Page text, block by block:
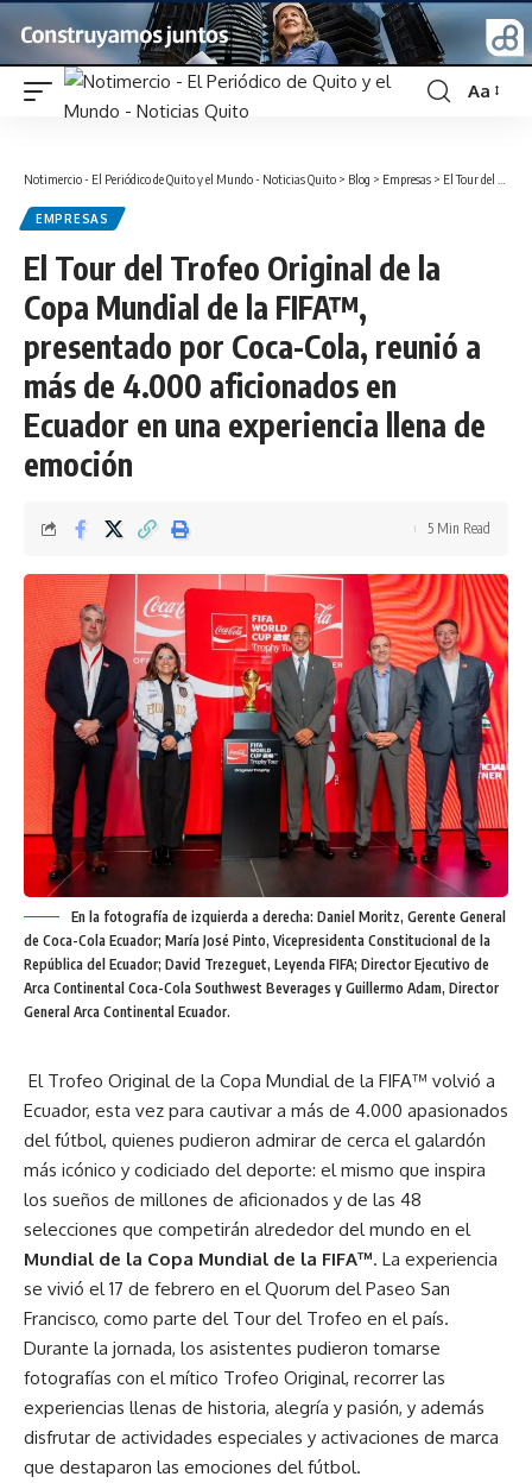
Font
Aa
Notimercio - El Periódico de Quito y el Mundo - Noticias Quito > Blog > Empresas > El Tour del Trofeo Original de la Copa Mundial de la FIFA™, presentado por Coca-Cola, reunió a más de 4.000 aficionados en Ecuador en una experiencia llena de emoción
EMPRESAS
El Tour del Trofeo Original de la
Copa Mundial de la FIFA™,
presentado por Coca-Cola, reunió a
más de 4.000 aficionados en
Ecuador en una experiencia llena de
emoción
5 Min Read
En la fotografía de izquierda a derecha: Daniel Moritz, Gerente General
de Coca-Cola Ecuador; María José Pinto, Vicepresidenta Constitucional de la
República del Ecuador; David Trezeguet, Leyenda FIFA; Director Ejecutivo de
Arca Continental Coca-Cola Southwest Beverages y Guillermo Adam, Director
General Arca Continental Ecuador.
El Trofeo Original de la Copa Mundial de la FIFA™ volvió a
Ecuador, esta vez para cautivar a más de 4.000 apasionados
del fútbol, quienes pudieron admirar de cerca el galardón
más icónico y codiciado del deporte: el mismo que inspira
los sueños de millones de aficionados y de las 48
selecciones que competirán alrededor del mundo en el
Mundial de la Copa Mundial de la FIFA™. La experiencia
se vivió el 17 de febrero en el Quorum del Paseo San
Francisco, como parte del Tour del Trofeo en el país.
Durante la jornada, los asistentes pudieron tomarse
fotografías con el mítico Trofeo Original, recorrer las
experiencias llenas de historia, alegría y pasión, y además
disfrutar de actividades especiales y activaciones de marca
que destaparon las emociones del fútbol.